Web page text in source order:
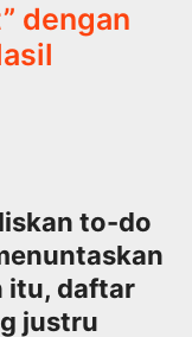
dengan
to-do
itu, daftar
justru